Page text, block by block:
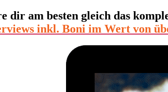
dir am besten gleich das
inkl. Boni im Wert von